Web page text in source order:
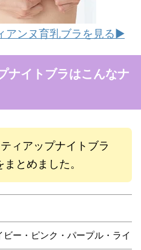
アンヌ育乳ブラを見る▶︎
ナイトブラはこんなナ
ィアップナイトブラ
とめました。
ー・ピンク・パープル・ライ